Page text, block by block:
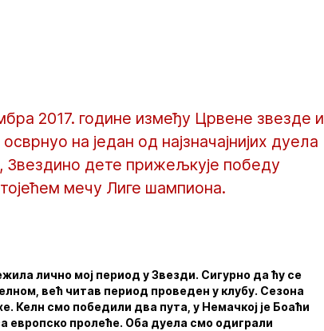
2017. године између Црвене звезде и
на један од најзначајнијих дуела
Звездино дете прижељкује победу
мечу Лиге шампиона.
лично мој период у Звезди. Сигурно да ћу се
већ читав период проведен у клубу. Сезона
Келн смо победили два пута, у Немачкој је Боаћи
европско пролеће. Оба дуела смо одиграли